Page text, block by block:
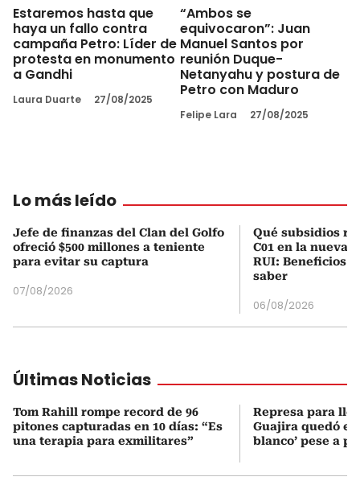
Estaremos hasta que
haya un fallo contra
campaña Petro: Líder de
protesta en monumento
a Gandhi
Laura Duarte 27/08/2025
“Ambos se
equivocaron”: Juan
Manuel Santos por
reunión Duque-
Netanyahu y postura de
Petro con Maduro
Felipe Lara 27/08/2025
Lo más leído
Jefe de finanzas del Clan del Golfo
ofreció $500 millones a teniente
para evitar su captura
07/08/2026
Qué subsidios
C01 en la nueva
RUI: Beneficios
saber
06/08/2026
Últimas Noticias
Tom Rahill rompe record de 96
pitones capturadas en 10 días: “Es
una terapia para exmilitares”
Represa para
Guajira quedó en
blanco’ pese a